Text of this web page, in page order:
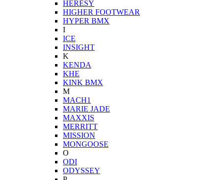
HERESY
HIGHER FOOTWEAR
HYPER BMX
I
ICE
INSIGHT
K
KENDA
KHE
KINK BMX
M
MACH1
MARIE JADE
MAXXIS
MERRITT
MISSION
MONGOOSE
O
ODI
ODYSSEY